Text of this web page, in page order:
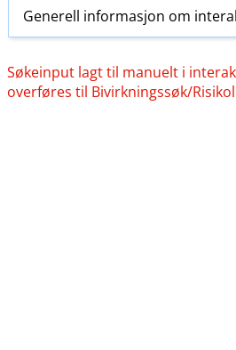
Generell informasjon om
Søkeinput lagt til manuelt i
overføres til Bivirkningssøk​/​